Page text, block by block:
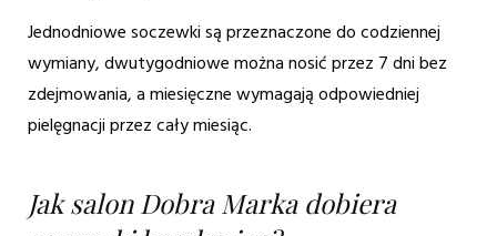
Jednodniowe soczewki są przeznaczone do codziennej
wymiany, dwutygodniowe można nosić przez 7 dni bez
zdejmowania, a miesięczne wymagają odpowiedniej
pielęgnacji przez cały miesiąc.
Jak salon Dobra Marka dobiera